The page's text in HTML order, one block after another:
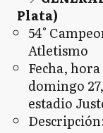
Plata)
54°
Atletismo
Fecha,
domingo
estadio